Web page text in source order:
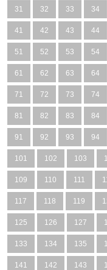
31 32 33 34
41 42 43 44
51 52 53 54
61 62 63 64
71 72 73 74
81 82 83 84
91 92 93 94
101 102 103
109 110 111
117 118 119
125 126 127
133 134 135
141 142 143